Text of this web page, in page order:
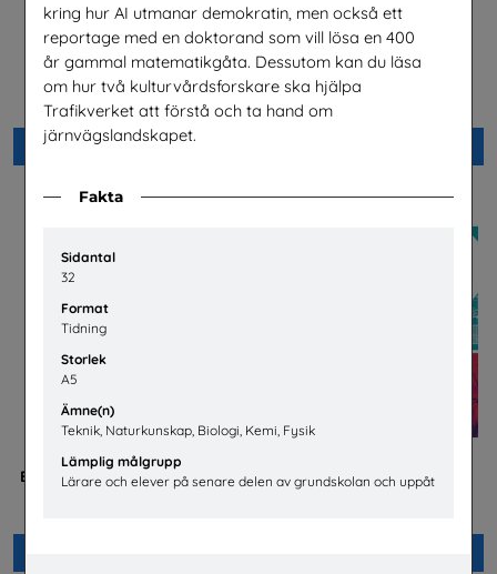
Fakta
Sidantal
32
Format
Tidning
Storlek
A5
Ämne(n)
Teknik, Naturkunskap, Biologi, Kemi, Fysik
Lämplig målgrupp
Lärare och elever på senare delen av grundskolan och uppåt
kring hur AI utmanar demokratin, men också ett
reportage med en doktorand som vill lösa en 400
år gammal matematikgåta. Dessutom kan du läsa
om hur två kulturvårdsforskare ska hjälpa
Trafikverket att förstå och ta hand om
järnvägslandskapet.
Fordonstekniker
Volkswagen Group Sverige
Beställ 0kr
Science & IT Magazine Nr 1
2026
Göteborgs universitet
Betald praktik som ingenjör
Bygg- och
anläggningsprogrammet